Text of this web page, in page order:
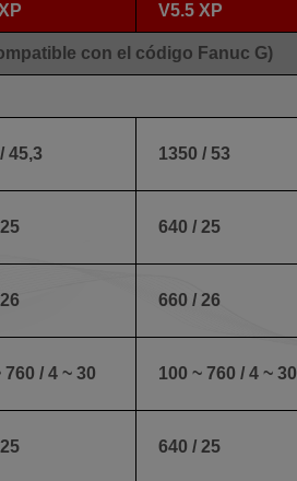
V5.5 XP
con el código Fanuc G)
45,3 1350 / 53
640 / 25
660 / 26
760 / 4 ~ 30 100 ~ 760 / 4 ~ 30
640 / 25